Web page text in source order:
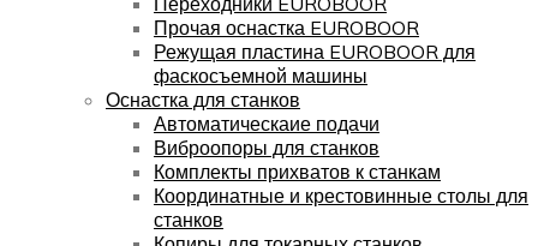
Прочая оснастка EUROBOOR
Режущая пластина EUROBOOR для
фаскосъемной машины
Оснастка для станков
Автоматическаие подачи
Виброопоры для станков
Комплекты прихватов к станкам
Координатные и крестовинные столы для
станков